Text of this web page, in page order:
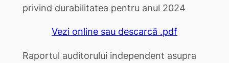
privind durabilitatea pentru anul 2024
Vezi online sau descarcă .pdf
Raportul auditorului independent asupra